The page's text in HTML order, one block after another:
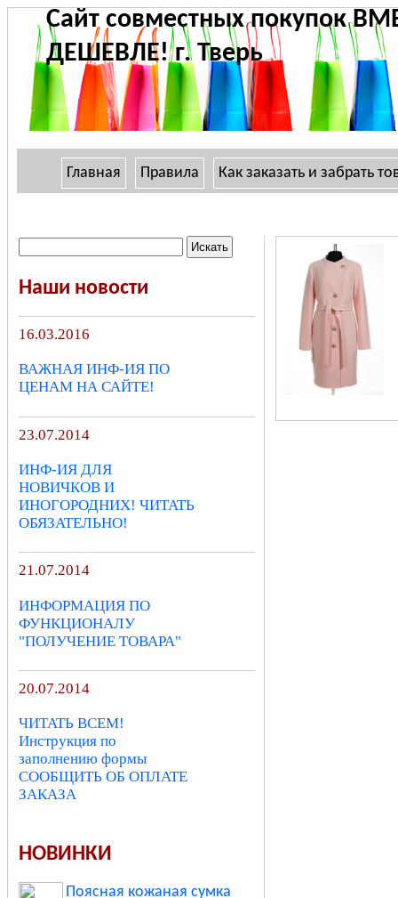
Сайт совместных покупок
ДЕШЕВЛЕ! г. Тверь
Главная Правила Как заказать и забрать
Наши новости
16.03.2016
ВАЖНАЯ ИНФ-ИЯ ПО
ЦЕНАМ НА САЙТЕ!
23.07.2014
ИНФ-ИЯ ДЛЯ
НОВИЧКОВ И
ИНОГОРОДНИХ! ЧИТАТЬ
ОБЯЗАТЕЛЬНО!
21.07.2014
ИНФОРМАЦИЯ ПО
ФУНКЦИОНАЛУ
"ПОЛУЧЕНИЕ ТОВАРА"
20.07.2014
ЧИТАТЬ ВСЕМ!
Инструкция по
заполнению формы
СООБЩИТЬ ОБ ОПЛАТЕ
ЗАКАЗА
НОВИНКИ
Поясная кожаная сумка